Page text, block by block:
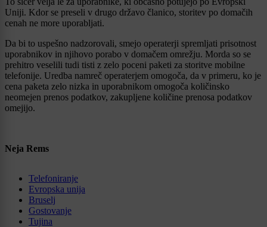
Uniji. Kdor se preseli v drugo državo članico, storitev po domačih
cenah ne more uporabljati.
Da bi to uspešno nadzorovali, smejo operaterji spremljati prisotnost
uporabnikov in njihovo porabo v domačem omrežju. Morda so se
prehitro veselili tudi tisti z zelo poceni paketi za storitve mobilne
telefonije. Uredba namreč operaterjem omogoča, da v primeru, ko je
cena paketa zelo nizka in uporabnikom omogoča količinsko
neomejen prenos podatkov, zakupljene količine prenosa podatkov
omejijo.
Neja Rems
Telefoniranje
Evropska unija
Bruselj
Gostovanje
Tujina